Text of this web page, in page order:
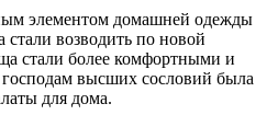
элементом домашней одежды
стали возводить по новой
стали более комфортными и
высших сословий была
для дома.